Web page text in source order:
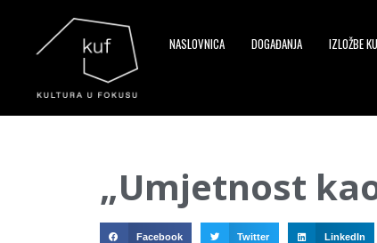
NASLOVNICA DOGAĐANJA IZLOŽBE
„Umjetnost
Facebook Twitter LinkedIn